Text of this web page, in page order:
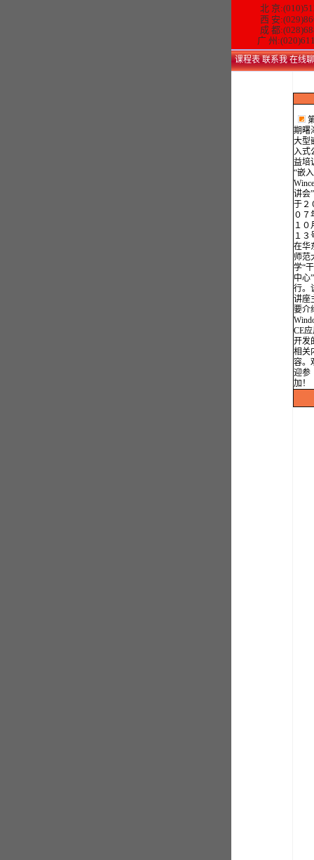
北 京
西 安
成 都
广 州
课程表 联系我 在线聊
期曙
大型
入式
益培
“嵌
讲会
于２
０７
１０
１３
在华
师范
学“
中心
行。
讲座
要介
CE
开发
相关
容。
迎参
加！